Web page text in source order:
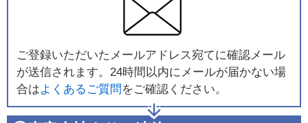
ご登録いただいたメールアドレス宛てに確認メール
が送信されます。24時間以内にメールが届かない場
合はよくあるご質問 をご確認ください。